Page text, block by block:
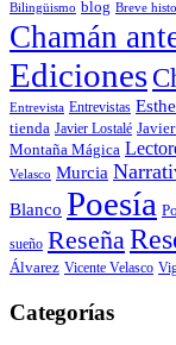
Bilingüismo blog Breve
Chamán
Ediciones
Entrevista Entrevistas
tienda Javier Lostalé
Montaña Mágica
Velasco Murcia
Blanco Poesía
sueño Reseña
Álvarez Vicente Velasco
Categorías